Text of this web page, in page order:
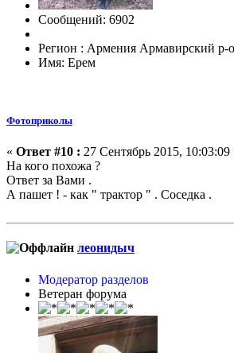
Сообщений: 6902
Регион : Армения Армавирский р-
Имя: Ерем
Фотоприколы
« Ответ #10 : 27 Сентябрь 2015, 10:03:09
На кого похожа ?
Ответ за Вами .
А пашет ! - как " трактор " . Соседка .
леонидыч
Модератор разделов
Ветеран форума